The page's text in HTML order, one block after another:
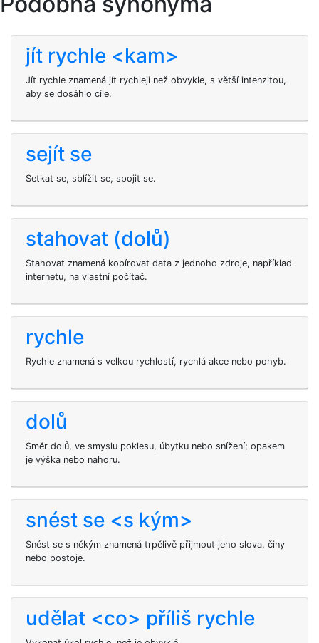
jít rychle <kam>
Jít rychle znamená jít rychleji než obvykle, s větší intenzitou,
aby se dosáhlo cíle.
sejít se
Setkat se, sblížit se, spojit se.
stahovat (dolů)
Stahovat znamená kopírovat data z jednoho zdroje, například
internetu, na vlastní počítač.
rychle
Rychle znamená s velkou rychlostí, rychlá akce nebo pohyb.
dolů
Směr dolů, ve smyslu poklesu, úbytku nebo snížení; opakem
je výška nebo nahoru.
snést se <s kým>
Snést se s někým znamená trpělivě přijmout jeho slova, činy
nebo postoje.
udělat <co> příliš rychle